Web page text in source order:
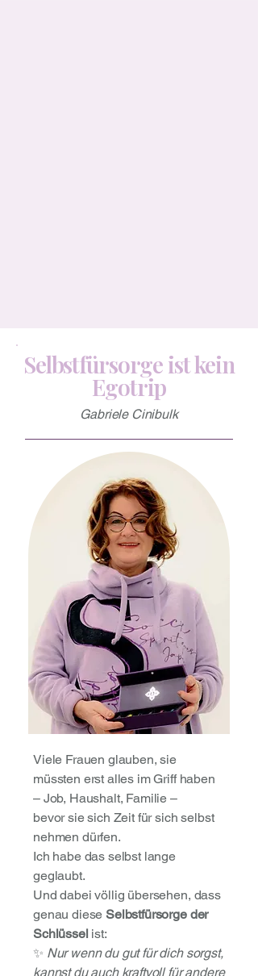
Selbstfürsorge ist kein
Egotrip
Gabriele Cinibulk
Viele Frauen glauben, sie
müssten erst alles im Griff haben
– Job, Haushalt, Familie –
bevor sie sich Zeit für sich selbst
nehmen dürfen.
Ich habe das selbst lange
geglaubt.
Und dabei völlig übersehen, dass
genau dieseSelbstfürsorge der
Schlüssel ist:
✨ Nur wenn du gut für dich sorgst,
kannst du auch kraftvoll für andere